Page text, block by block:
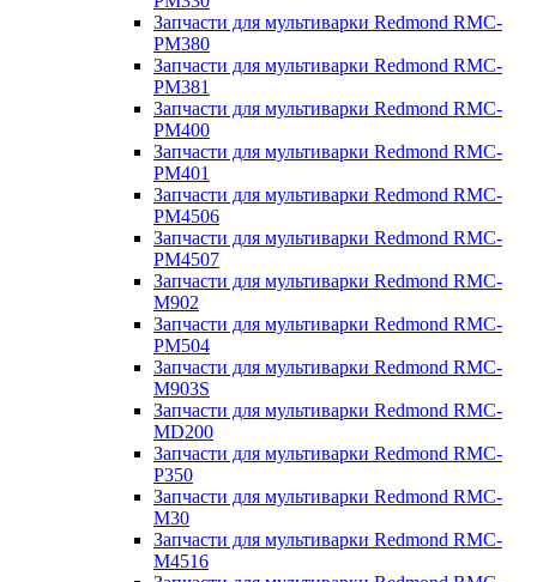
Запчасти для мультиварки Redmond RMC-
PM380
Запчасти для мультиварки Redmond RMC-
PM381
Запчасти для мультиварки Redmond RMC-
PM400
Запчасти для мультиварки Redmond RMC-
PM401
Запчасти для мультиварки Redmond RMC-
PM4506
Запчасти для мультиварки Redmond RMC-
PM4507
Запчасти для мультиварки Redmond RMC-
M902
Запчасти для мультиварки Redmond RMC-
PM504
Запчасти для мультиварки Redmond RMC-
M903S
Запчасти для мультиварки Redmond RMC-
MD200
Запчасти для мультиварки Redmond RMC-
P350
Запчасти для мультиварки Redmond RMC-
M30
Запчасти для мультиварки Redmond RMC-
M4516